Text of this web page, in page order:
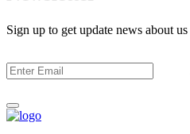
Sign up to get update news about us